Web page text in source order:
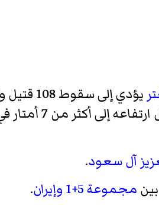
صاحب الهزة وصل
آل سعود.
بين مجموعة 5+1 وإيران.